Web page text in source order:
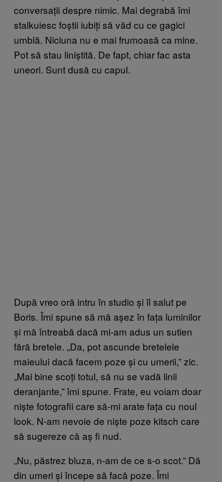
conversații despre nimic. Mai degrabă îmi
stalkuiesc foștii iubiți să văd cu ce gagici
umblă. Niciuna nu e mai frumoasă ca mine.
Pot să stau liniștită. De fapt, chiar fac asta
uneori. Sunt dusă cu capul.
După vreo oră intru în studio și îl salut pe
Boris. Îmi spune să mă așez în fața luminilor
și mă întreabă dacă mi-am adus un sutien
fără bretele. „Da, pot ascunde bretelele
maieului dacă facem poze și cu umerii,” zic.
„Mai bine scoți totul, să nu se vadă linii
deranjante,” îmi spune. Frate, eu voiam doar
niște fotografii care să-mi arate fața cu noul
look. N-am nevoie de niște poze kitsch care
să sugereze că aș fi nud.
„Nu, păstrez bluza, n-am de ce s-o scot.” Dă
din umeri și începe să facă poze. Îmi